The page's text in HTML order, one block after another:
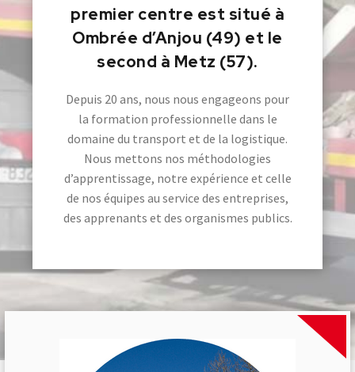
premier centre est situé à
Ombrée d’Anjou (49) et le
second à Metz (57).
Depuis 20 ans, nous nous engageons pour
la formation professionnelle dans le
domaine du transport et de la logistique.
Nous mettons nos méthodologies
d’apprentissage, notre expérience et celle
de nos équipes au service des entreprises,
des apprenants et des organismes publics.